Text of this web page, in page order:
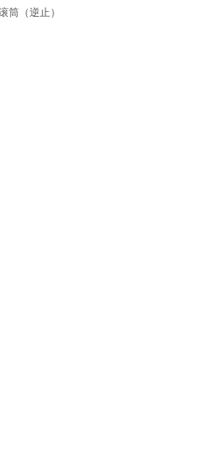
筒（逆止）